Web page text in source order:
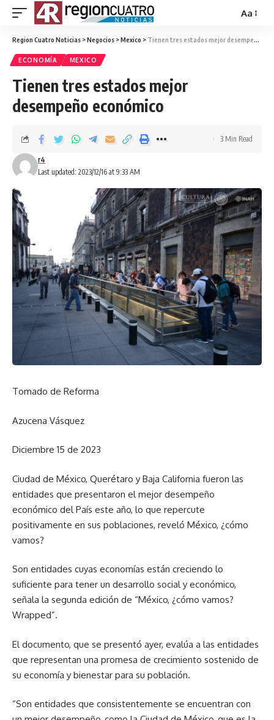
Aa
Region Cuatro Noticias >Negocios >Mexico > Tienen tres estados mejor desempeño económico
ECONOMÍA MEXICO
Tienen tres estados mejor
desempeño económico
Last updated: 2023/12/16 at 9:33 AM
r4
3 Min Read
Tomado de Reforma
Azucena Vásquez
Diciembre 15 de 2023
Ciudad de México, Querétaro y Baja California fueron las
entidades que presentaron el mejor desempeño
económico del País este año, lo que repercute
positivamente en sus poblaciones, reveló México, ¿cómo
vamos?
Son entidades cuyas economías están creciendo lo
suficiente para tener un desarrollo social y económico,
señala la segunda edición de “México, ¿cómo vamos?
Wrapped”.
El documento, que se presentó ayer, evalúa a las entidades
que representan una promesa de crecimiento sostenido de
su economía y bienestar para su población.
“Son entidades que consistentemente se encuentran con